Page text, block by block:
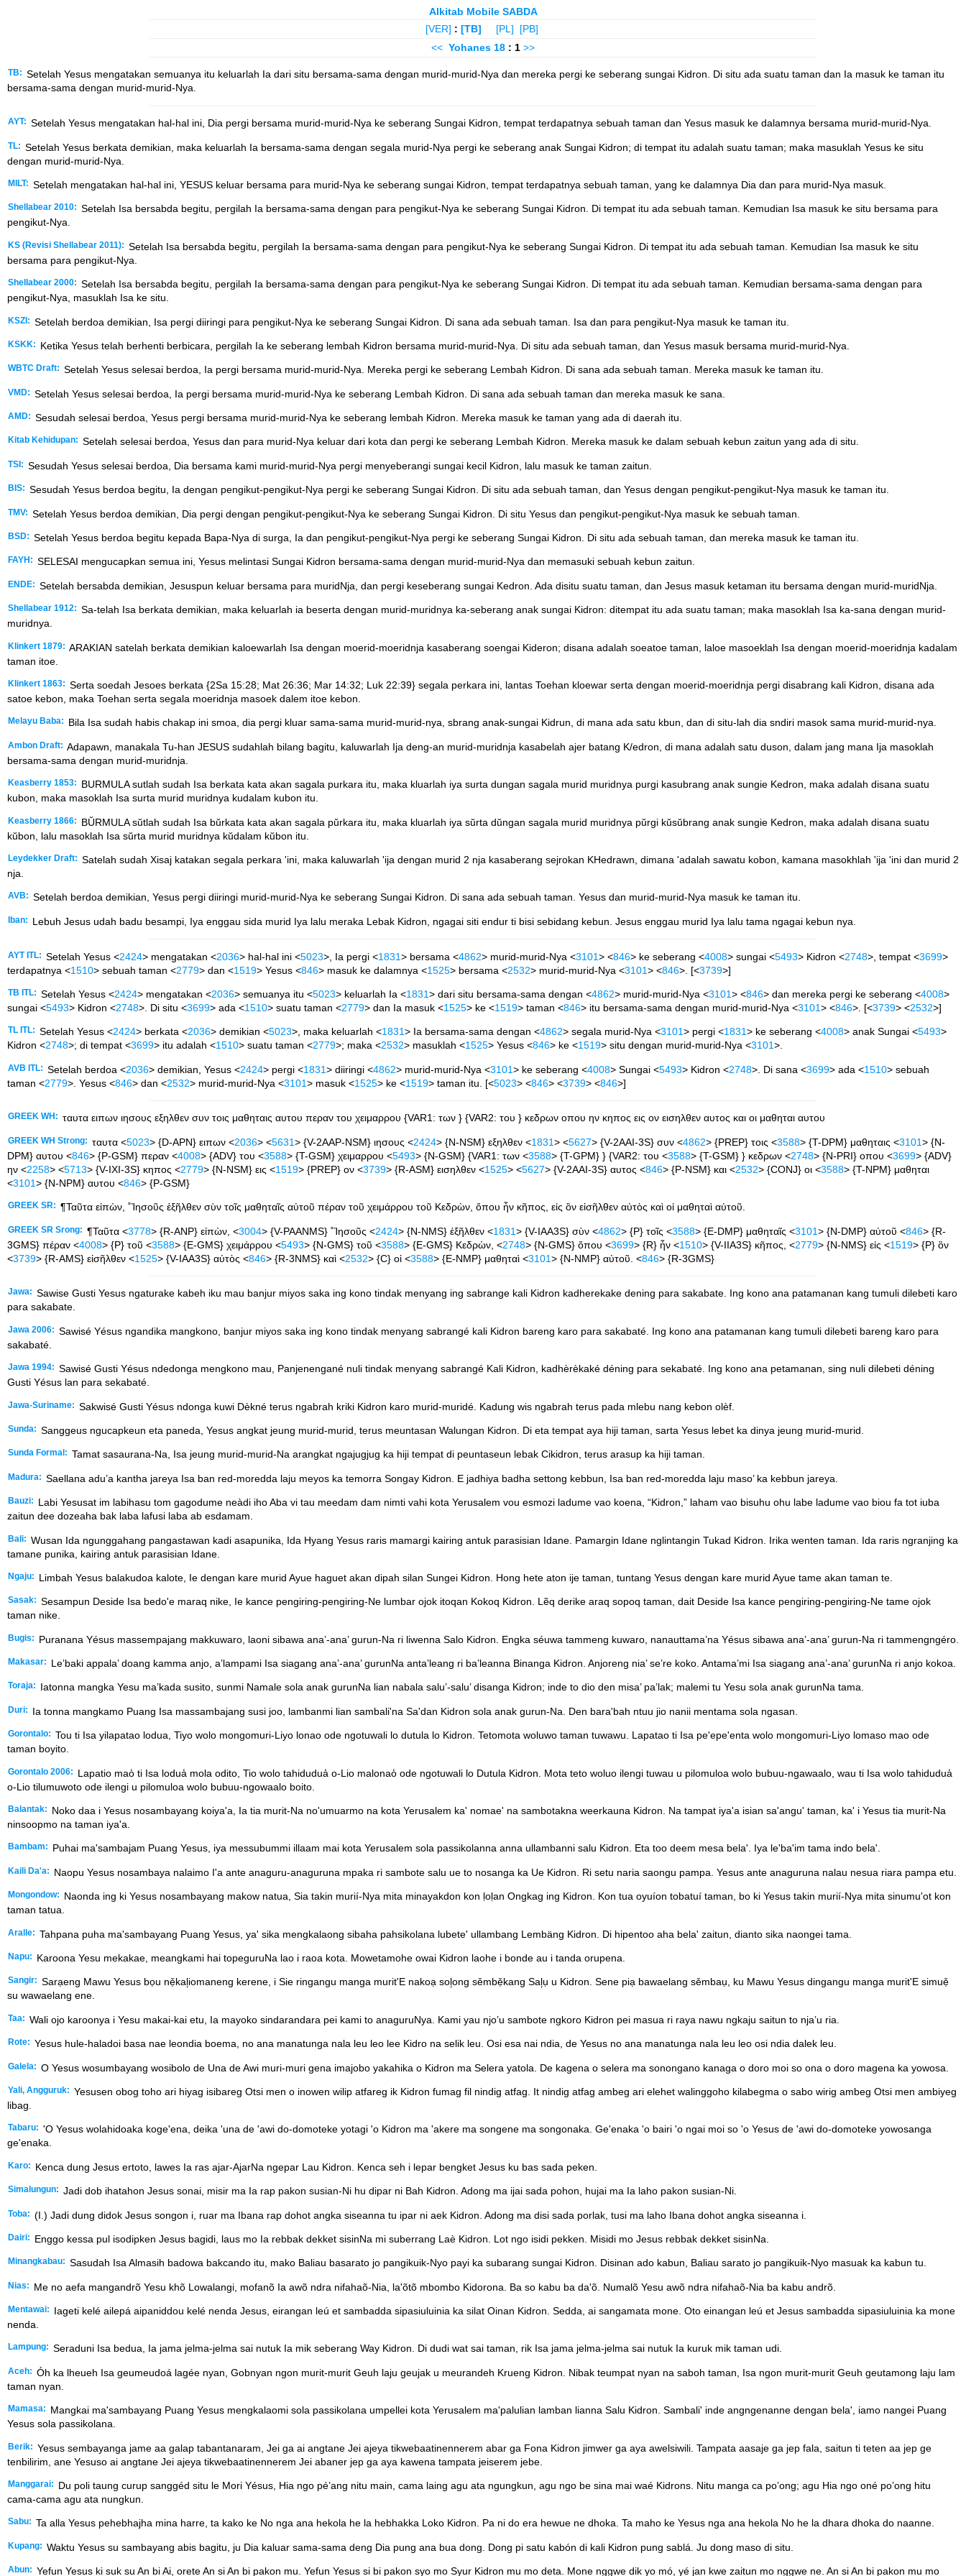
Alkitab Mobile SABDA
[VER] : [TB] [PL]
[PB]
<< Yohanes 18 : 1 >>
TB: Setelah Yesus mengatakan semuanya itu keluarlah Ia dari situ bersama-sama dengan murid-murid-Nya dan mereka pergi ke seberang sungai Kidron. Di situ ada suatu taman dan Ia masuk ke taman itu
bersama-sama dengan murid-murid-Nya.
AYT: Setelah Yesus mengatakan hal-hal ini, Dia pergi bersama murid-murid-Nya ke seberang Sungai Kidron, tempat terdapatnya sebuah taman dan Yesus masuk ke dalamnya bersama murid-murid-Nya.
TL: Setelah Yesus berkata demikian, maka keluarlah Ia bersama-sama dengan segala murid-Nya pergi ke seberang anak Sungai Kidron; di tempat itu adalah suatu taman; maka masuklah Yesus ke situ
dengan murid-murid-Nya.
MILT: Setelah mengatakan hal-hal ini, YESUS keluar bersama para murid-Nya ke seberang sungai Kidron, tempat terdapatnya sebuah taman, yang ke dalamnya Dia dan para murid-Nya masuk.
Shellabear 2010: Setelah Isa bersabda begitu, pergilah Ia bersama-sama dengan para pengikut-Nya ke seberang Sungai Kidron. Di tempat itu ada sebuah taman. Kemudian Isa masuk ke situ bersama para
pengikut-Nya.
KS (Revisi Shellabear 2011): Setelah Isa bersabda begitu, pergilah Ia bersama-sama dengan para pengikut-Nya ke seberang Sungai Kidron. Di tempat itu ada sebuah taman. Kemudian Isa masuk ke situ
bersama para pengikut-Nya.
Shellabear 2000: Setelah Isa bersabda begitu, pergilah Ia bersama-sama dengan para pengikut-Nya ke seberang Sungai Kidron. Di tempat itu ada sebuah taman. Kemudian bersama-sama dengan para
pengikut-Nya, masuklah Isa ke situ.
KSZI: Setelah berdoa demikian, Isa pergi diiringi para pengikut-Nya ke seberang Sungai Kidron. Di sana ada sebuah taman. Isa dan para pengikut-Nya masuk ke taman itu.
KSKK: Ketika Yesus telah berhenti berbicara, pergilah Ia ke seberang lembah Kidron bersama murid-murid-Nya. Di situ ada sebuah taman, dan Yesus masuk bersama murid-murid-Nya.
WBTC Draft: Setelah Yesus selesai berdoa, Ia pergi bersama murid-murid-Nya. Mereka pergi ke seberang Lembah Kidron. Di sana ada sebuah taman. Mereka masuk ke taman itu.
VMD: Setelah Yesus selesai berdoa, Ia pergi bersama murid-murid-Nya ke seberang Lembah Kidron. Di sana ada sebuah taman dan mereka masuk ke sana.
AMD: Sesudah selesai berdoa, Yesus pergi bersama murid-murid-Nya ke seberang lembah Kidron. Mereka masuk ke taman yang ada di daerah itu.
Kitab Kehidupan: Setelah selesai berdoa, Yesus dan para murid-Nya keluar dari kota dan pergi ke seberang Lembah Kidron. Mereka masuk ke dalam sebuah kebun zaitun yang ada di situ.
TSI: Sesudah Yesus selesai berdoa, Dia bersama kami murid-murid-Nya pergi menyeberangi sungai kecil Kidron, lalu masuk ke taman zaitun.
BIS: Sesudah Yesus berdoa begitu, Ia dengan pengikut-pengikut-Nya pergi ke seberang Sungai Kidron. Di situ ada sebuah taman, dan Yesus dengan pengikut-pengikut-Nya masuk ke taman itu.
TMV: Setelah Yesus berdoa demikian, Dia pergi dengan pengikut-pengikut-Nya ke seberang Sungai Kidron. Di situ Yesus dan pengikut-pengikut-Nya masuk ke sebuah taman.
BSD: Setelah Yesus berdoa begitu kepada Bapa-Nya di surga, Ia dan pengikut-pengikut-Nya pergi ke seberang Sungai Kidron. Di situ ada sebuah taman, dan mereka masuk ke taman itu.
FAYH: SELESAI mengucapkan semua ini, Yesus melintasi Sungai Kidron bersama-sama dengan murid-murid-Nya dan memasuki sebuah kebun zaitun.
ENDE: Setelah bersabda demikian, Jesuspun keluar bersama para muridNja, dan pergi keseberang sungai Kedron. Ada disitu suatu taman, dan Jesus masuk ketaman itu bersama dengan murid-muridNja.
Shellabear 1912: Sa-telah Isa berkata demikian, maka keluarlah ia beserta dengan murid-muridnya ka-seberang anak sungai Kidron: ditempat itu ada suatu taman; maka masoklah Isa ka-sana dengan murid-
muridnya.
Klinkert 1879: ARAKIAN satelah berkata demikian kaloewarlah Isa dengan moerid-moeridnja kasaberang soengai Kideron; disana adalah soeatoe taman, laloe masoeklah Isa dengan moerid-moeridnja kadalam
taman itoe.
Klinkert 1863: Serta soedah Jesoes berkata {2Sa 15:28; Mat 26:36; Mar 14:32; Luk 22:39} segala perkara ini, lantas Toehan kloewar serta dengan moerid-moeridnja pergi disabrang kali Kidron, disana ada
satoe kebon, maka Toehan serta segala moeridnja masoek dalem itoe kebon.
Melayu Baba: Bila Isa sudah habis chakap ini smoa, dia pergi kluar sama-sama murid-murid-nya, sbrang anak-sungai Kidrun, di mana ada satu kbun, dan di situ-lah dia sndiri masok sama murid-murid-nya.
Ambon Draft: Adapawn, manakala Tu-han JESUS sudahlah bilang bagitu, kaluwarlah Ija deng-an murid-muridnja kasabelah ajer batang K/edron, di mana adalah satu duson, dalam jang mana Ija masoklah
bersama-sama dengan murid-muridnja.
Keasberry 1853:
BURMULA sutlah sudah Isa berkata kata akan sagala purkara itu, maka kluarlah iya surta dungan sagala murid muridnya purgi kasubrang anak sungie Kedron, maka adalah disana suatu
kubon, maka masoklah Isa surta murid muridnya kudalam kubon itu.
Keasberry 1866:
BŬRMULA sŭtlah sudah Isa bŭrkata kata akan sagala pŭrkara itu, maka kluarlah iya sŭrta dŭngan sagala murid muridnya pŭrgi kŭsŭbrang anak sungie Kedron, maka adalah disana suatu
kŭbon, lalu masoklah Isa sŭrta murid muridnya kŭdalam kŭbon itu.
Leydekker Draft: Satelah sudah Xisaj katakan segala perkara 'ini, maka kaluwarlah 'ija dengan murid 2 nja kasaberang sejrokan KHedrawn, dimana 'adalah sawatu kobon, kamana masokhlah 'ija 'ini dan murid 2
nja.
AVB: Setelah berdoa demikian, Yesus pergi diiringi murid-murid-Nya ke seberang Sungai Kidron. Di sana ada sebuah taman. Yesus dan murid-murid-Nya masuk ke taman itu.
Iban: Lebuh Jesus udah badu besampi, Iya enggau sida murid Iya lalu meraka Lebak Kidron, ngagai siti endur ti bisi sebidang kebun. Jesus enggau murid Iya lalu tama ngagai kebun nya.
AYT ITL: Setelah Yesus <2424> mengatakan <2036> hal-hal ini <5023>, Ia pergi <1831> bersama <4862> murid-murid-Nya <3101> <846> ke seberang <4008> sungai <5493> Kidron <2748>, tempat <3699>
terdapatnya <1510> sebuah taman <2779> dan <1519> Yesus <846> masuk ke dalamnya <1525> bersama <2532> murid-murid-Nya <3101> <846>. [<3739>]
TB ITL: Setelah Yesus <2424> mengatakan <2036> semuanya itu <5023> keluarlah Ia <1831> dari situ bersama-sama dengan <4862> murid-murid-Nya <3101> <846> dan mereka pergi ke seberang <4008>
sungai <5493> Kidron <2748>. Di situ <3699> ada <1510> suatu taman <2779> dan Ia masuk <1525> ke <1519> taman <846> itu bersama-sama dengan murid-murid-Nya <3101> <846>. [<3739> <2532>]
TL ITL: Setelah Yesus <2424> berkata <2036> demikian <5023>, maka keluarlah <1831> Ia bersama-sama dengan <4862> segala murid-Nya <3101> pergi <1831> ke seberang <4008> anak Sungai <5493>
Kidron <2748>; di tempat <3699> itu adalah <1510> suatu taman <2779>; maka <2532> masuklah <1525> Yesus <846> ke <1519> situ dengan murid-murid-Nya <3101>.
AVB ITL: Setelah berdoa <2036> demikian, Yesus <2424> pergi <1831> diiringi <4862> murid-murid-Nya <3101> ke seberang <4008> Sungai <5493> Kidron <2748>. Di sana <3699> ada <1510> sebuah
taman <2779>. Yesus <846> dan <2532> murid-murid-Nya <3101> masuk <1525> ke <1519> taman itu. [<5023> <846> <3739> <846>]
GREEK WH: ταυτα ειπων ιησους εξηλθεν συν τοις μαθηταις αυτου περαν του χειμαρρου {VAR1: των } {VAR2: του } κεδρων οπου ην κηπος εις ον εισηλθεν αυτος και οι μαθηται αυτου
GREEK WH Strong: ταυτα <5023> {D-APN} ειπων <2036> <5631> {V-2AAP-NSM} ιησους <2424> {N-NSM} εξηλθεν <1831> <5627> {V-2AAI-3S} συν <4862> {PREP} τοις <3588> {T-DPM} μαθηταις <3101> {N-
DPM} αυτου <846> {P-GSM} περαν <4008> {ADV} του <3588> {T-GSM} χειμαρρου <5493> {N-GSM} {VAR1: των <3588> {T-GPM} } {VAR2: του <3588> {T-GSM} } κεδρων <2748> {N-PRI} οπου <3699> {ADV}
ην <2258> <5713> {V-IXI-3S} κηπος <2779> {N-NSM} εις <1519> {PREP} ον <3739> {R-ASM} εισηλθεν <1525> <5627> {V-2AAI-3S} αυτος <846> {P-NSM} και <2532> {CONJ} οι <3588> {T-NPM} μαθηται
<3101> {N-NPM} αυτου <846> {P-GSM}
GREEK SR: ¶Ταῦτα εἰπὼν, ˚Ἰησοῦς ἐξῆλθεν σὺν τοῖς μαθηταῖς αὐτοῦ πέραν τοῦ χειμάρρου τοῦ Κεδρὼν, ὅπου ἦν κῆπος, εἰς ὃν εἰσῆλθεν αὐτὸς καὶ οἱ μαθηταὶ αὐτοῦ.
GREEK SR Srong: ¶Ταῦτα <3778> {R-ANP} εἰπὼν, <3004> {V-PAANMS} ˚Ἰησοῦς <2424> {N-NMS} ἐξῆλθεν <1831> {V-IAA3S} σὺν <4862> {P} τοῖς <3588> {E-DMP} μαθηταῖς <3101> {N-DMP} αὐτοῦ <846> {R-
3GMS} πέραν <4008> {P} τοῦ <3588> {E-GMS} χειμάρρου <5493> {N-GMS} τοῦ <3588> {E-GMS} Κεδρὼν, <2748> {N-GMS} ὅπου <3699> {R} ἦν <1510> {V-IIA3S} κῆπος, <2779> {N-NMS} εἰς <1519> {P} ὃν
<3739> {R-AMS} εἰσῆλθεν <1525> {V-IAA3S} αὐτὸς <846> {R-3NMS} καὶ <2532> {C} οἱ <3588> {E-NMP} μαθηταὶ <3101> {N-NMP} αὐτοῦ. <846> {R-3GMS}
Jawa: Sawise Gusti Yesus ngaturake kabeh iku mau banjur miyos saka ing kono tindak menyang ing sabrange kali Kidron kadherekake dening para sakabate. Ing kono ana patamanan kang tumuli dilebeti karo
para sakabate.
Jawa 2006: Sawisé Yésus ngandika mangkono, banjur miyos saka ing kono tindak menyang sabrangé kali Kidron bareng karo para sakabaté. Ing kono ana patamanan kang tumuli dilebeti bareng karo para
sakabaté.
Jawa 1994: Sawisé Gusti Yésus ndedonga mengkono mau, Panjenengané nuli tindak menyang sabrangé Kali Kidron, kadhèrèkaké déning para sekabaté. Ing kono ana petamanan, sing nuli dilebeti déning
Gusti Yésus lan para sekabaté.
Jawa-Suriname: Sakwisé Gusti Yésus ndonga kuwi Dèkné terus ngabrah kriki Kidron karo murid-muridé. Kadung wis ngabrah terus pada mlebu nang kebon olèf.
Sunda: Sanggeus ngucapkeun eta paneda, Yesus angkat jeung murid-murid, terus meuntasan Walungan Kidron. Di eta tempat aya hiji taman, sarta Yesus lebet ka dinya jeung murid-murid.
Sunda Formal: Tamat sasaurana-Na, Isa jeung murid-murid-Na arangkat ngajugjug ka hiji tempat di peuntaseun lebak Cikidron, terus arasup ka hiji taman.
Madura: Saellana adu’a kantha jareya Isa ban red-moredda laju meyos ka temorra Songay Kidron. E jadhiya badha settong kebbun, Isa ban red-moredda laju maso’ ka kebbun jareya.
Bauzi:
Labi Yesusat im labihasu tom gagodume neàdi iho Aba vi tau meedam dam nimti vahi kota Yerusalem vou esmozi ladume vao koena, “Kidron,” laham vao bisuhu ohu labe ladume vao biou fa tot iuba
zaitun dee dozeaha bak laba lafusi laba ab esdamam.
Bali: Wusan Ida ngunggahang pangastawan kadi asapunika, Ida Hyang Yesus raris mamargi kairing antuk parasisian Idane. Pamargin Idane nglintangin Tukad Kidron. Irika wenten taman. Ida raris ngranjing ka
tamane punika, kairing antuk parasisian Idane.
Ngaju: Limbah Yesus balakudoa kalote, Ie dengan kare murid Ayue haguet akan dipah silan Sungei Kidron. Hong hete aton ije taman, tuntang Yesus dengan kare murid Ayue tame akan taman te.
Sasak: Sesampun Deside Isa bedo'e maraq nike, Ie kance pengiring-pengiring-Ne lumbar ojok itoqan Kokoq Kidron. Lẽq derike araq sopoq taman, dait Deside Isa kance pengiring-pengiring-Ne tame ojok
taman nike.
Bugis: Puranana Yésus massempajang makkuwaro, laoni sibawa ana’-ana’ gurun-Na ri liwenna Salo Kidron. Engka séuwa tammeng kuwaro, nanauttama’na Yésus sibawa ana’-ana’ gurun-Na ri tammengngéro.
Makasar: Le’baki appala’ doang kamma anjo, a’lampami Isa siagang ana’-ana’ gurunNa anta’leang ri ba’leanna Binanga Kidron. Anjoreng nia’ se’re koko. Antama’mi Isa siagang ana’-ana’ gurunNa ri anjo kokoa.
Toraja: Iatonna mangka Yesu ma’kada susito, sunmi Namale sola anak gurunNa lian nabala salu’-salu’ disanga Kidron; inde to dio den misa’ pa’lak; malemi tu Yesu sola anak gurunNa tama.
Duri: Ia tonna mangkamo Puang Isa massambajang susi joo, lambanmi lian sambali'na Sa'dan Kidron sola anak gurun-Na. Den bara'bah ntuu jio nanii mentama sola ngasan.
Gorontalo: Tou ti Isa yilapatao lodua, Tiyo wolo mongomuri-Liyo lonao ode ngotuwali lo dutula lo Kidron. Tetomota woluwo taman tuwawu. Lapatao ti Isa pe'epe'enta wolo mongomuri-Liyo lomaso mao ode
taman boyito.
Gorontalo 2006:
Lapatio mao̒ ti Isa lodua̒ mola odito, Tio wolo tahidudua̒ o-Lio malonao̒ ode ngotuwali lo Dutula Kidron. Mota teto woluo ilengi tuwau u pilomuloa wolo bubuu-ngawaalo, wau ti Isa wolo tahidudua̒
o-Lio tilumuwoto ode ilengi u pilomuloa wolo bubuu-ngowaalo boito.
Balantak:
Noko daa i Yesus nosambayang koiya'a, Ia tia murit-Na no'umuarmo na kota Yerusalem ka' nomae' na sambotakna weerkauna Kidron. Na tampat iya'a isian sa'angu' taman, ka' i Yesus tia murit-Na
ninsoopmo na taman iya'a.
Bambam: Puhai ma'sambajam Puang Yesus, iya messubummi illaam mai kota Yerusalem sola passikolanna anna ullambanni salu Kidron. Eta too deem mesa bela'. Iya le'ba'im tama indo bela'.
Kaili Da'a: Naopu Yesus nosambaya nalaimo I'a ante anaguru-anaguruna mpaka ri sambote salu ue to nosanga ka Ue Kidron. Ri setu naria saongu pampa. Yesus ante anaguruna nalau nesua riara pampa etu.
Mongondow:
Naonda ing ki Yesus nosambayang makow natua, Sia takin murií-Nya mita minayakdon kon ḷoḷan Ongkag ing Kidron. Kon tua oyuíon tobatuí taman, bo ki Yesus takin murií-Nya mita sinumu'ot kon
taman tatua.
Aralle: Tahpana puha ma'sambayang Puang Yesus, ya' sika mengkalaong sibaha pahsikolana lubete' ullambang Lembäng Kidron. Di hipentoo aha bela' zaitun, dianto sika naongei tama.
Napu: Karoona Yesu mekakae, meangkami hai topeguruNa lao i raoa kota. Mowetamohe owai Kidron laohe i bonde au i tanda orupena.
Sangir: Sarạeng Mawu Yesus bọu nẹ̌kal᷊iomaneng kerene, i Sie ringangu manga murit'E nakoạ sol᷊ong sěmbẹ̌kang Sal᷊ụ u Kidron. Sene piạ bawaelang sěmbaụ, ku Mawu Yesus dingangu manga murit'E simuẹ̌
su wawaelang ene.
Taa: Wali ojo karoonya i Yesu makai-kai etu, Ia mayoko sindarandara pei kami to anaguruNya. Kami yau njo’u sambote ngkoro Kidron pei masua ri raya nawu ngkaju saitun to nja’u ria.
Rote: Yesus hule-haladoi basa nae leondia boema, no ana manatunga nala leu leo lee Kidro na selik leu. Osi esa nai ndia, de Yesus no ana manatunga nala leu leo osi ndia dalek leu.
Galela: O Yesus wosumbayang wosibolo de Una de Awi muri-muri gena imajobo yakahika o Kidron ma Selera yatola. De kagena o selera ma sonongano kanaga o doro moi so ona o doro magena ka yowosa.
Yali, Angguruk: Yesusen obog toho ari hiyag isibareg Otsi men o inowen wilip atfareg ik Kidron fumag fil nindig atfag. It nindig atfag ambeg ari elehet walinggoho kilabegma o sabo wirig ambeg Otsi men ambiyeg
libag.
Tabaru: 'O Yesus wolahidoaka koge'ena, deika 'una de 'awi do-domoteke yotagi 'o Kidron ma 'akere ma songene ma songonaka. Ge'enaka 'o bairi 'o ngai moi so 'o Yesus de 'awi do-domoteke yowosanga
ge'enaka.
Karo: Kenca dung Jesus ertoto, lawes Ia ras ajar-AjarNa ngepar Lau Kidron. Kenca seh i lepar bengket Jesus ku bas sada peken.
Simalungun: Jadi dob ihatahon Jesus sonai, misir ma Ia rap pakon susian-Ni hu dipar ni Bah Kidron. Adong ma ijai sada pohon, hujai ma Ia laho pakon susian-Ni.
Toba: (I.) Jadi dung didok Jesus songon i, ruar ma Ibana rap dohot angka siseanna tu ipar ni aek Kidron. Adong ma disi sada porlak, tusi ma laho Ibana dohot angka siseanna i.
Dairi: Enggo kessa pul isodipken Jesus bagidi, laus mo Ia rebbak dekket sisinNa mi suberrang Laè Kidron. Lot ngo isidi pekken. Misidi mo Jesus rebbak dekket sisinNa.
Minangkabau: Sasudah Isa Almasih badowa bakcando itu, mako Baliau basarato jo pangikuik-Nyo payi ka subarang sungai Kidron. Disinan ado kabun, Baliau sarato jo pangikuik-Nyo masuak ka kabun tu.
Nias: Me no aefa mangandrõ Yesu khõ Lowalangi, mofanõ Ia awõ ndra nifahaõ-Nia, la'õtõ mbombo Kidorona. Ba so kabu ba da'õ. Numalõ Yesu awõ ndra nifahaõ-Nia ba kabu andrõ.
Mentawai:
Iageti kelé ailepá aipaniddou kelé nenda Jesus, eirangan leú et sambadda sipasiuluinia ka silat Oinan Kidron. Sedda, ai sangamata mone. Oto einangan leú et Jesus sambadda sipasiuluinia ka mone
nenda.
Lampung: Seraduni Isa bedua, Ia jama jelma-jelma sai nutuk Ia mik seberang Way Kidron. Di dudi wat sai taman, rik Isa jama jelma-jelma sai nutuk Ia kuruk mik taman udi.
Aceh: Óh ka lheueh Isa geumeudoá lagée nyan, Gobnyan ngon murit-murit Geuh laju geujak u meurandeh Krueng Kidron. Nibak teumpat nyan na saboh taman, Isa ngon murit-murit Geuh geutamong laju lam
taman nyan.
Mamasa:
Mangkai ma'sambayang Puang Yesus mengkalaomi sola passikolana umpellei kota Yerusalem ma'palulian lamban lianna Salu Kidron. Sambali' inde angngenanne dengan bela', iamo nangei Puang
Yesus sola passikolana.
Berik: Yesus sembayanga jame aa galap tabantanaram, Jei ga ai angtane Jei ajeya tikwebaatinennerem abar ga Fona Kidron jimwer ga aya awelsiwili. Tampata aasaje ga jep fala, saitun ti teten aa jep ge
tenbilirim, ane Yesuso ai angtane Jei ajeya tikwebaatinennerem Jei abaner jep ga aya kawena tampata jeiserem jebe.
Manggarai:
Du poli taung curup sanggéd situ le Mori Yésus, Hia ngo pé’ang nitu main, cama laing agu ata ngungkun, agu ngo be sina mai waé Kidrons. Nitu manga ca po’ong; agu Hia ngo oné po’ong hitu
cama-cama agu ata nungkun.
Sabu: Ta alla Yesus pehebhajha mina harre, ta kako ke No nga ana hekola he la hebhakka Loko Kidron. Pa ni do era hewue ne dhoka. Ta maho ke Yesus nga ana hekola No he la dhara dhoka do naanne.
Kupang: Waktu Yesus su sambayang abis bagitu, ju Dia kaluar sama-sama deng Dia pung ana bua dong. Dong pi satu kabón di kali Kidron pung sablá. Ju dong maso di situ.
Abun: Yefun Yesus ki suk su An bi Ai, orete An si An bi pakon mu. Yefun Yesus si bi pakon syo mo Syur Kidron mu mo deta. Mone nggwe dik yo mó, yé jan kwe zaitun mo nggwe ne. An si An bi pakon mu mo